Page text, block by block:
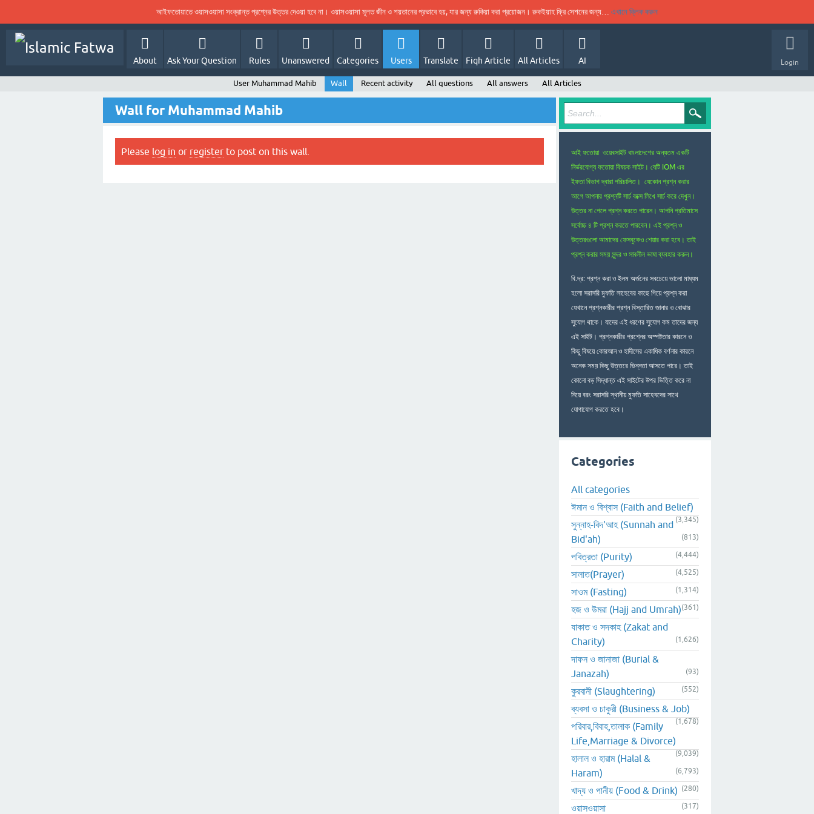
আইফতোয়াতে ওয়াসওয়াসা সংক্রান্ত প্রশ্নের উত্তর দেওয়া হবে না। ওয়াসওয়াসা মূলত জীন ও শয়তানের প্রভাবে হয়, যার জন্য রুকিয়া করা প্রয়োজন। রুকইয়াহ ফ্রি সেশনের জন্য… এখানে ক্লিক করুন
Login
About Ask Your Question Rules Unanswered Categories Users Translate Fiqh Article All Articles AI
User Muhammad Mahib Wall Recent activity All questions All answers All Articles
Wall for Muhammad Mahib
Please log in or register to post on this wall.
আই ফতোয়া ওয়েবসাইট বাংলাদেশের অন্যতম একটি
নির্ভরযোগ্য ফতোয়া বিষয়ক সাইট। যেটি IOM এর
ইফতা বিভাগ দ্বারা পরিচালিত। যেকোন প্রশ্ন করার
আগে আপনার প্রশ্নটি সার্চ বক্সে লিখে সার্চ করে দেখুন।
উত্তর না পেলে প্রশ্ন করতে পারেন। আপনি প্রতিমাসে
সর্বোচ্চ ৪ টি প্রশ্ন করতে পারবেন। এই প্রশ্ন ও
উত্তরগুলো আমাদের ফেসবুকেও শেয়ার করা হবে। তাই
প্রশ্ন করার সময় সুন্দর ও সাবলীল ভাষা ব্যবহার করুন।
বি.দ্র: প্রশ্ন করা ও ইলম অর্জনের সবচেয়ে ভালো মাধ্যম
হলো সরাসরি মুফতি সাহেবের কাছে গিয়ে প্রশ্ন করা
যেখানে প্রশ্নকারীর প্রশ্ন বিস্তারিত জানার ও বোঝার
সুযোগ থাকে। যাদের এই ধরণের সুযোগ কম তাদের জন্য
এই সাইট। প্রশ্নকারীর প্রশ্নের অস্পষ্টতার কারনে ও
কিছু বিষয়ে কোরআন ও হাদীসের একাধিক বর্ণনার কারনে
অনেক সময় কিছু উত্তরে ভিন্নতা আসতে পারে। তাই
কোনো বড় সিদ্ধান্ত এই সাইটের উপর ভিত্তি করে না
নিয়ে বরং সরাসরি স্থানীয় মুফতি সাহেবদের সাথে
যোগাযোগ করতে হবে।
Categories
All categories
ঈমান ও বিশ্বাস (Faith and Belief)
(3,345)
সুন্নাহ-বিদ'আহ (Sunnah and
Bid'ah)
(813)
পবিত্রতা (Purity) (4,444)
সালাত(Prayer) (4,525)
সাওম (Fasting) (1,314)
হজ ও উমরা (Hajj and Umrah)(361)
যাকাত ও সদকাহ (Zakat and
Charity)
(1,626)
দাফন ও জানাজা (Burial &
Janazah)
(93)
কুরবানী (Slaughtering) (552)
ব্যবসা ও চাকুরী (Business & Job)
(1,678)
পরিবার,বিবাহ,তালাক (Family
Life,Marriage & Divorce)
(9,039)
হালাল ও হারাম (Halal &
Haram)
(6,793)
খাদ্য ও পানীয় (Food & Drink) (280)
ওয়াসওয়াসা (317)